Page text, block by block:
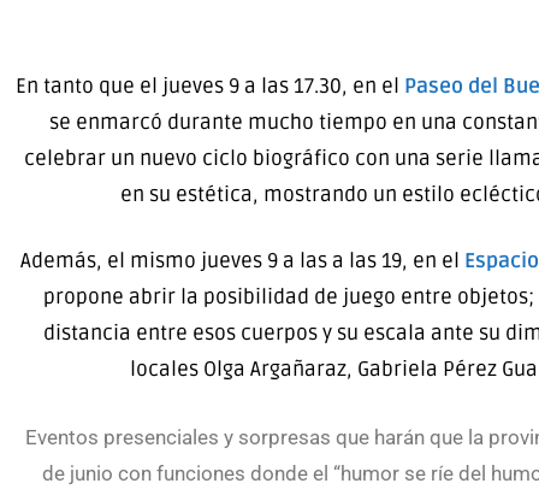
En tanto que el jueves 9 a las 17.30, en el Paseo del
se enmarcó durante mucho tiempo en una
celebrar un nuevo ciclo biográfico con una serie
en su estética, mostrando un estilo
Además, el mismo jueves 9 a las a las 19, en el
propone abrir la posibilidad de juego entre
distancia entre esos cuerpos y su escala ante su
locales Olga Argañaraz, Gabriela Pérez
Eventos presenciales y sorpresas que harán que la
de junio con funciones donde el “humor se ríe del